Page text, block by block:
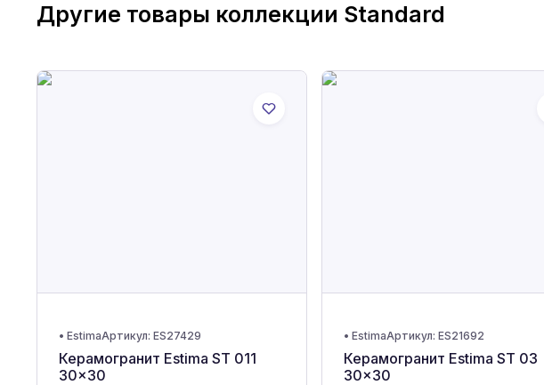
Другие товары коллекции Standard
• EstimaАртикул: ES27429
Керамогранит Estima ST 011
30x30
• EstimaАртикул: ES21692
Керамогранит Estima ST 03
30x30